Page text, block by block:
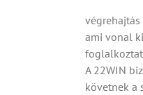
ami vonal
A 22WIN
követnek a